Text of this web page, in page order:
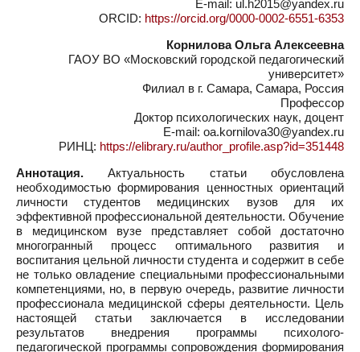
E-mail: ul.h2015@yandex.ru
ORCID: https://orcid.org/0000-0002-6551-6353
Корнилова Ольга Алексеевна
ГАОУ ВО «Московский городской педагогический
университет»
Филиал в г. Самара, Самара, Россия
Профессор
Доктор психологических наук, доцент
E-mail: oa.kornilova30@yandex.ru
РИНЦ: https://elibrary.ru/author_profile.asp?id=351448
Аннотация. Актуальность статьи обусловлена
необходимостью формирования ценностных ориентаций
личности студентов медицинских вузов для их
эффективной профессиональной деятельности. Обучение
в медицинском вузе представляет собой достаточно
многогранный процесс оптимального развития и
воспитания цельной личности студента и содержит в себе
не только овладение специальными профессиональными
компетенциями, но, в первую очередь, развитие личности
профессионала медицинской сферы деятельности. Цель
настоящей статьи заключается в исследовании
результатов внедрения программы психолого-
педагогической программы сопровождения формирования